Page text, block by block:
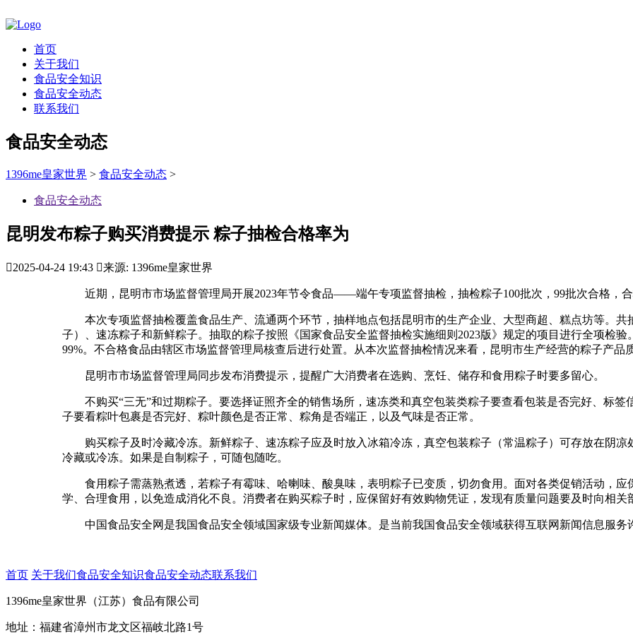
首页
关于我们
食品安全知识
食品安全动态
联系我们
食品安全动态
1396me皇家世界 > 食品安全动态 >
食品安全动态
昆明发布粽子购买消费提示 粽子抽检合格率为
2025-04-24 19:43 来源: 1396me皇家世界
近期，昆明市市场监督管理局开展2023年节令食品——端午专项监督抽检，抽检粽子100批次，99批次合格，合
本次专项监督抽检覆盖食品生产、流通两个环节，抽样地点包括昆明市的生产企业、大型商超、糕点坊等。共
子）、速冻粽子和新鲜粽子。抽取的粽子按照《国家食品安全监督抽检实施细则2023版》规定的项目进行全项检
99%。不合格食品由辖区市场监督管理局核查后进行处置。从本次监督抽检情况来看，昆明市生产经营的粽子产品
昆明市市场监督管理局同步发布消费提示，提醒广大消费者在选购、烹饪、储存和食用粽子时要多留心。
不购买“三无”和过期粽子。要选择证照齐全的销售场所，速冻类和真空包装类粽子要查看包装是否完好、标签
子要看粽叶包裹是否完好、粽叶颜色是否正常、粽角是否端正，以及气味是否正常。
购买粽子及时冷藏冷冻。新鲜粽子、速冻粽子应及时放入冰箱冷冻，真空包装粽子（常温粽子）可存放在阴凉
冷藏或冷冻。如果是自制粽子，可随包随吃。
食用粽子需蒸熟煮透，若粽子有霉味、哈喇味、酸臭味，表明粽子已变质，切勿食用。面对各类促销活动，应
学、合理食用，以免造成消化不良。消费者在购买粽子时，应保留好有效购物凭证，发现有质量问题要及时向相关
中国食品安全网是我国食品安全领域国家级专业新闻媒体。是当前我国食品安全领域获得互联网新闻信息服务
首页 关于我们食品安全知识食品安全动态联系我们
1396me皇家世界（江苏）食品有限公司
地址：福建省漳州市龙文区福岐北路1号